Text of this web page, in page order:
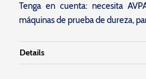
Tenga en cuenta: necesita
máquinas de prueba de dureza,
Details